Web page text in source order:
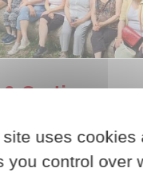
Sorties
Behren-lès-Forbach,
le C.C.A.S, favorise
partage en…
uses cookies
you control over